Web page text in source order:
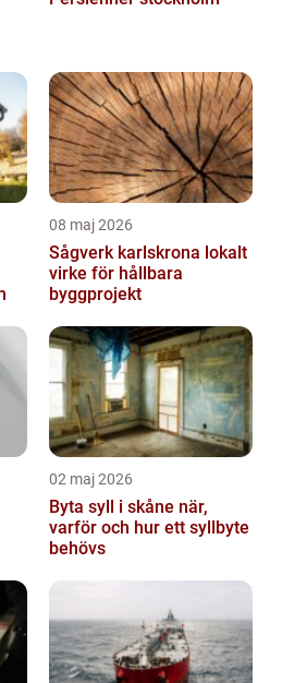
08 maj 2026
Sågverk karlskrona lokalt
virke för hållbara
byggprojekt
02 maj 2026
Byta syll i skåne när,
varför och hur ett syllbyte
behövs